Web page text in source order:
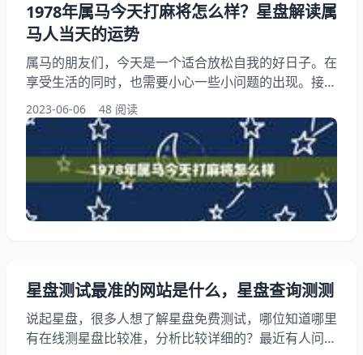
1978年属马今天打麻将怎么样？星盘解读属
马人当天的运势
属马的朋友们，今天是一个适合放松自我的好日子。在
享受生活的同时，也需要小心一些小问题的出现。接下
来，将为大家逐一分析。 一、星盘分析 今天的属马人
的星盘上有几颗吉星聚集，其中包括了文昌星、紫微星
和太阳星等吉星，这表明你今天的学习、工作、人际关
系等方面将都会得到改善。不过，也要注意在感情方面
不宜太过冲动。 1. 文昌星 文昌星是传统吉星之一，代
表了智慧、学问、学业等方面的提升。今天
2023-06-06 48 阅读
星盘测试最准的网站是什么，星盘查询测测
说起星盘，很多人想了解星盘免费测试，哪位知道哪里
有在线测星盘比较准，分析比较详细的？最近有人问星